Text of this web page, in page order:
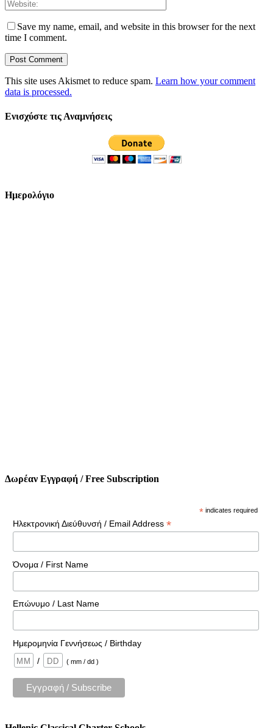
Save my name, email, and website in this browser for the next
time I comment.
This site uses Akismet to reduce spam. Learn how your comment
data is processed.
Ενισχύστε τις Αναμνήσεις
Ημερολόγιο
Δωρέαν Εγγραφή / Free Subscription
* indicates required
Ηλεκτρονική Διεύθυνσή / Email Address *
Όνομα / First Name
Επώνυμο / Last Name
Ημερομηνία Γεννήσεως / Birthday
/
( mm / dd )